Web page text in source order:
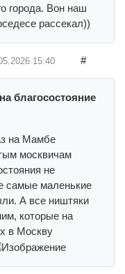
города. Вон наш
рассекал))
15:40 #
благосостояние
на Мамбе
москвичам
не
самые маленькие
А все ништяки
которые на
в Москву